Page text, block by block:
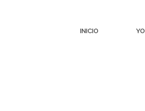
INICIO